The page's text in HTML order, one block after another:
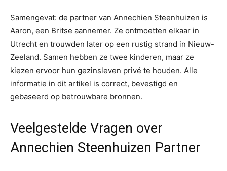
Samengevat: de partner van Annechien Steenhuizen is
Aaron, een Britse aannemer. Ze ontmoetten elkaar in
Utrecht en trouwden later op een rustig strand in Nieuw-
Zeeland. Samen hebben ze twee kinderen, maar ze
kiezen ervoor hun gezinsleven privé te houden. Alle
informatie in dit artikel is correct, bevestigd en
gebaseerd op betrouwbare bronnen.
Veelgestelde Vragen over
Annechien Steenhuizen Partner